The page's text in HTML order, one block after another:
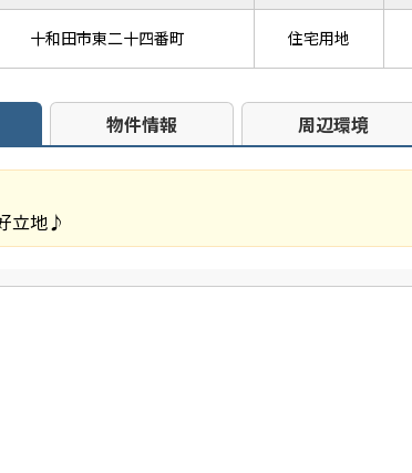
十和田市東二十四番町 住宅用地
物件情報 周辺環境
立地♪